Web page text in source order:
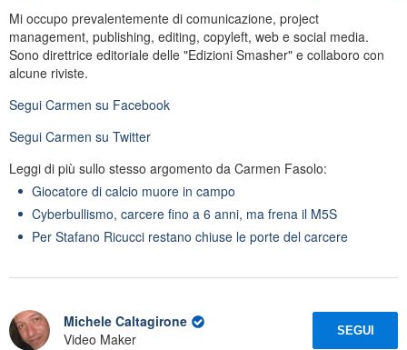
Mi occupo prevalentemente di comunicazione, project
management, publishing, editing, copyleft, web e social media.
Sono direttrice editoriale delle "Edizioni Smasher" e collaboro con
alcune riviste.
Segui Carmen su Facebook
Segui Carmen su Twitter
Leggi di più sullo stesso argomento da Carmen Fasolo:
Giocatore di calcio muore in campo
Cyberbullismo, carcere fino a 6 anni, ma frena il M5S
Per Stafano Ricucci restano chiuse le porte del carcere
Michele Caltagirone
Video Maker
SEGUI